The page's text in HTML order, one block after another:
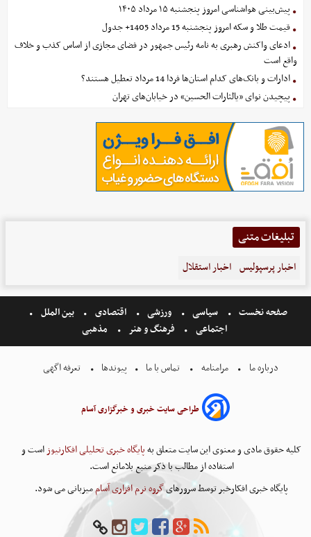
پیش‌بینی هواشناسی امروز پنجشنبه ۱۵ مرداد ۱۴۰۵
قیمت طلا و سکه امروز پنجشنبه 15 مرداد 1405+ جدول
ادعای واکنش رهبری به نامه رئیس جمهور در فضای مجازی از اساس کذب و خلاف
واقع است
ادارات و بانک‌های کدام استان‌ها فردا 14 مرداد تعطیل هستند؟
پیچیدن نوای «یالثارات الحسین» در خیابان‌های تهران
تبلیغات متنی
اخبار پرسپولیس اخبار استقلال
صفحه نخست سیاسی ورزشی اقتصادی
بین الملل
اجتماعی
فرهنگ و هنر مذهبی
درباره ما مرامنامه تماس با ما پیوندها تعرفه اگهی
طراحی سایت خبری و خبرگزاری آسام
کلیه حقوق مادی و معنوی این سایت متعلق بهپایگاه خبری تحلیلی افکارنیوزاست و
استفاده از مطالب با ذکر منبع بلامانع است.
پایگاه خبری افکارخبر توسط سرورهایگروه نرم افزاری آساممیزبانی می شود.